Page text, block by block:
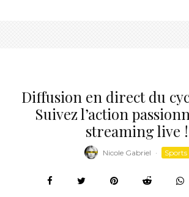
Diffusion en direct du
Suivez l’action
streaming live !
Nicole Gabriel · Sports